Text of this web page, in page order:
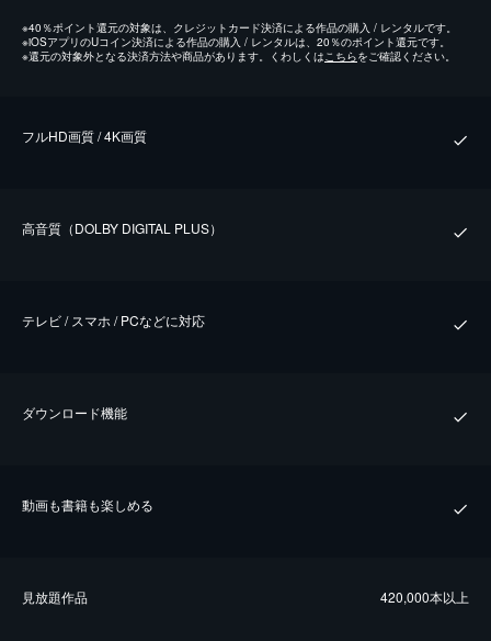
※40％ポイント還元の対象は、クレジットカード決済による作品の購入 / レンタルです。
※iOSアプリのUコイン決済による作品の購入 / レンタルは、20％のポイント還元です。
※還元の対象外となる決済方法や商品があります。くわしくはこちらをご確認ください。
フルHD画質 / 4K画質
⾼⾳質（DOLBY DIGITAL PLUS）
テレビ / スマホ / PCなどに対応
ダウンロード機能
動画も書籍も楽しめる
⾒放題作品 420,000本以上